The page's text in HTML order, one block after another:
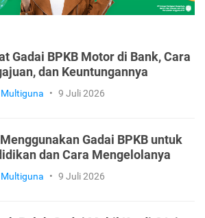
Gadai BPKB Motor di Bank, Cara
dan Keuntungannya
• 9 Juli 2026
Gadai BPKB untuk
dan Cara Mengelolanya
• 9 Juli 2026